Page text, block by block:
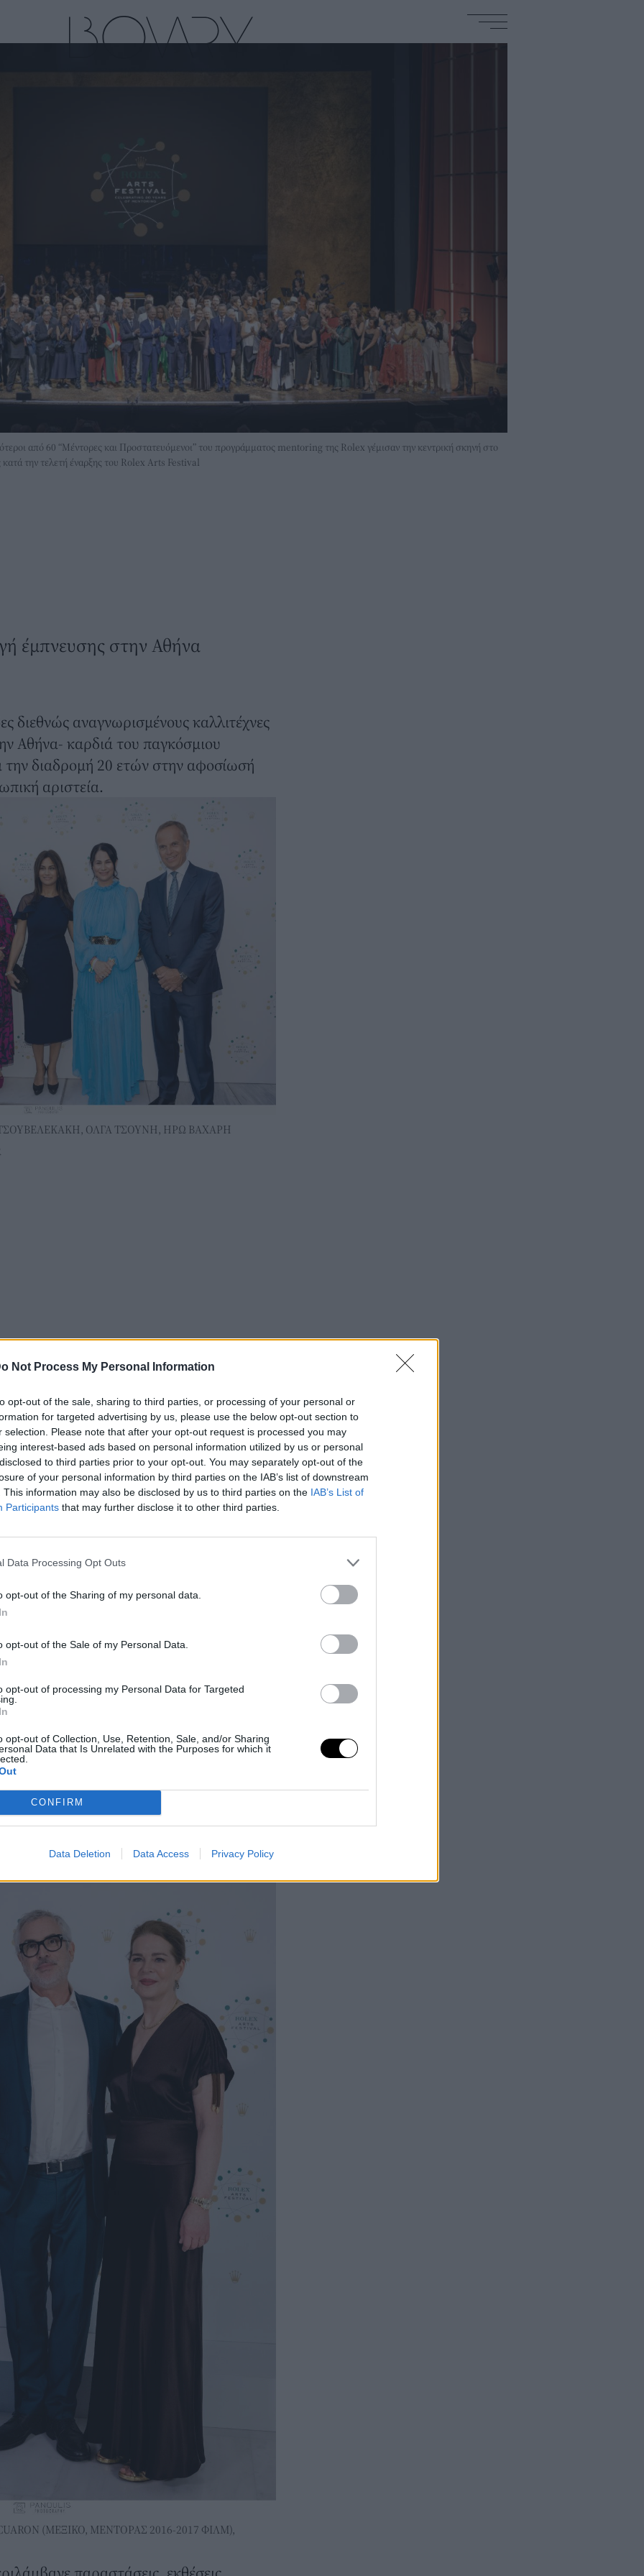
Not Process My Personal Information
opt-out of the sale, sharing to third parties, or processing of your personal or
for targeted advertising by us, please use the below opt-out section to
selection. Please note that after your opt-out request is processed you may
interest-based ads based on personal information utilized by us or personal
to third parties prior to your opt-out. You may separately opt-out of the
of your personal information by third parties on the IAB’s list of downstream
This information may also be disclosed by us to third parties on the IAB’s List of
Participants that may further disclose it to other third parties.
Data Processing Opt Outs
opt-out of the Sharing of my personal data.
opt-out of the Sale of my Personal Data.
opt-out of processing my Personal Data for Targeted
opt-out of Collection, Use, Retention, Sale, and/or Sharing
Data that Is Unrelated with the Purposes for which it
CONFIRM
Data Deletion Data Access Privacy Policy
από 60 “Μέντορες και Προστατευόμενοι” του προγράμματος mentoring της Rolex γέμισαν την κεντρική σκηνή στο
την τελετή έναρξης του Rolex Arts Festival
έμπνευσης στην Αθήνα
διεθνώς αναγνωρισμένους καλλιτέχνες
Αθήνα- καρδιά του παγκόσμιου
την διαδρομή 20 ετών στην αφοσίωσή
αριστεία.
ΟΛΓΑ ΤΣΟΥΝΗ, ΗΡΩ ΒΑΧΑΡΗ
εγκαινιάστηκε το 2002, με στόχο
τη μια γενιά καλλιτεχνών στην
τομείς της αρχιτεκτονικής, του χορού,
της μουσικής, του θεάτρου και
συνεπές με την παράδοση που έχει η
αριστεία, αφού εξαιρετικά
οι προστατευόμενοι – έχουν τη
να δουλέψουν για τουλάχιστον ένα
δίπλα σε διεθνούς φήμης
μέντορες.
(ΜΕΞΙΚΟ, ΜΕΝΤΟΡΑΣ 2016-2017 ΦΙΛΜ),